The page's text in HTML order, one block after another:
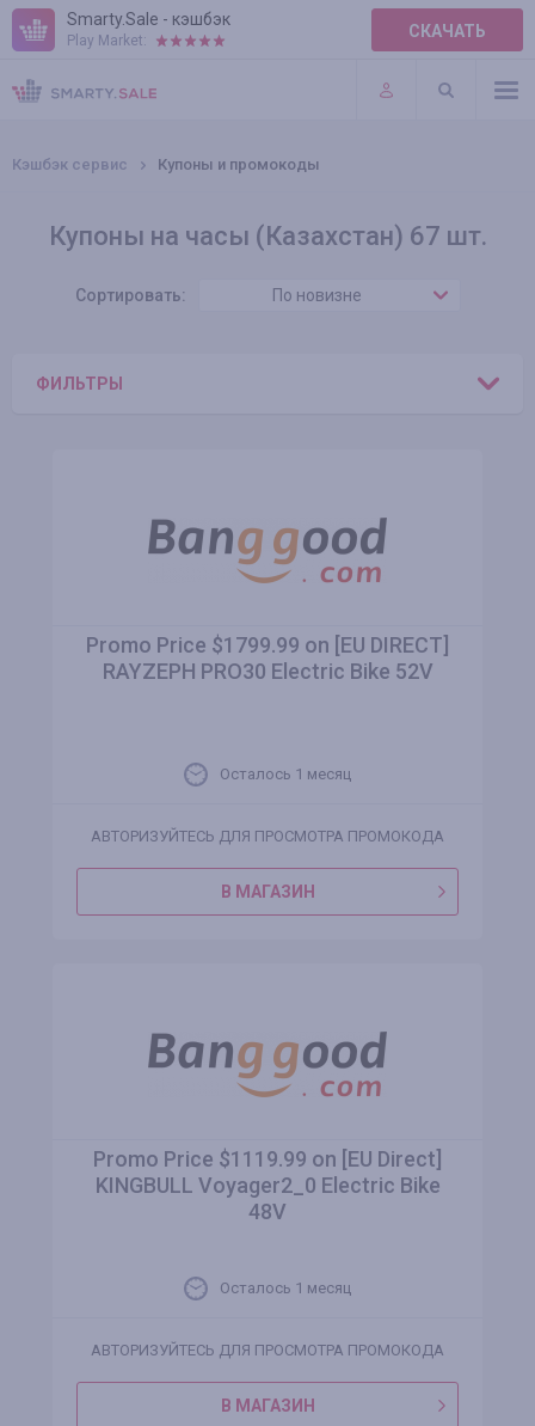
Smarty.Sale - кэшбэк
Play Market: СКАЧАТЬ
ПРАВИЛА
ПЛАГИНЫ
Кэшбэк сервис Купоны и промокоды
Купоны на часы (Казахстан) 67 шт.
Сортировать: По новизне
ФИЛЬТРЫ
Promo Price $1799.99 on [EU DIRECT]
RAYZEPH PRO30 Electric Bike 52V
Осталось 1 месяц
АВТОРИЗУЙТЕСЬ ДЛЯ ПРОСМОТРА ПРОМОКОДА
В МАГАЗИН
Promo Price $1119.99 on [EU Direct]
KINGBULL Voyager2_0 Electric Bike
48V
Осталось 1 месяц
АВТОРИЗУЙТЕСЬ ДЛЯ ПРОСМОТРА ПРОМОКОДА
В МАГАЗИН